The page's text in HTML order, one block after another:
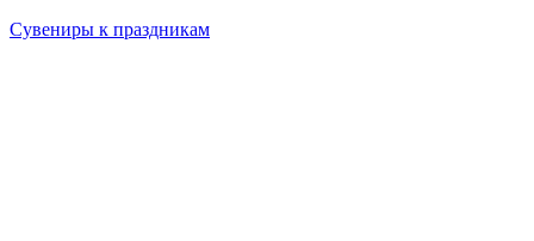
Сувениры к праздникам